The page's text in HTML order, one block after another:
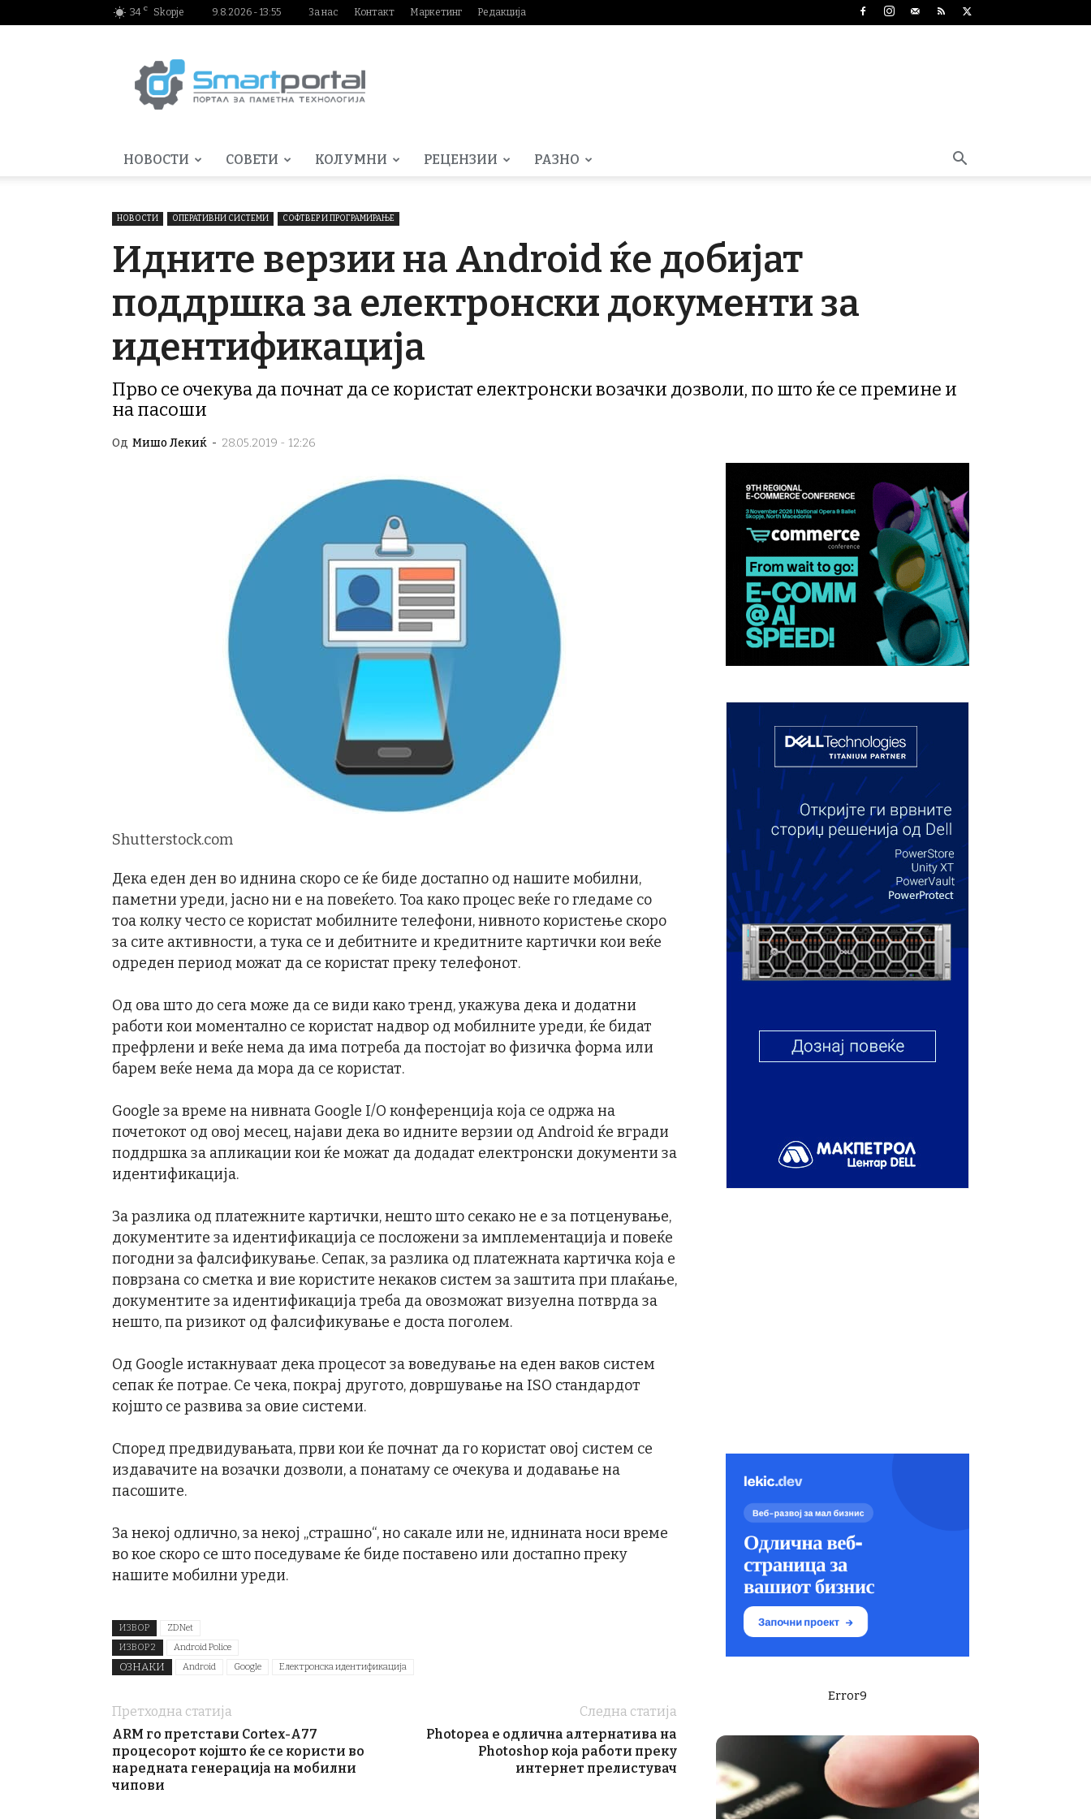
34 C Skopje 9.8.2026 - 13:55 За нас Контакт Маркетинг Редакција
НОВОСТИ СОВЕТИ КОЛУМНИ РЕЦЕНЗИИ РАЗНО
НОВОСТИ ОПЕРАТИВНИ СИСТЕМИ СОФТВЕР И ПРОГРАМИРАЊЕ
Идните верзии на Android ќе добијат
поддршка за електронски документи за
идентификација
Прво се очекува да почнат да се користат електронски возачки дозволи, по што ќе се премине и
на пасоши
Од Мишо Лекиќ - 28.05.2019 - 12:26
Shutterstock.com
Дека еден ден во иднина скоро се ќе биде достапно од нашите мобилни,
паметни уреди, јасно ни е на повеќето. Тоа како процес веќе го гледаме со
тоа колку често се користат мобилните телефони, нивното користење скоро
за сите активности, а тука се и дебитните и кредитните картички кои веќе
одреден период можат да се користат преку телефонот.
Од ова што до сега може да се види како тренд, укажува дека и додатни
работи кои моментално се користат надвор од мобилните уреди, ќе бидат
префрлени и веќе нема да има потреба да постојат во физичка форма или
барем веќе нема да мора да се користат.
Google за време на нивната Google I/O конференција која се одржа на
почетокот од овој месец, најави дека во идните верзии од Android ќе вгради
поддршка за апликации кои ќе можат да додадат електронски документи за
идентификација.
За разлика од платежните картички, нешто што секако не е за потценување,
документите за идентификација се посложени за имплементација и повеќе
погодни за фалсификување. Сепак, за разлика од платежната картичка која е
поврзана со сметка и вие користите некаков систем за заштита при плаќање,
документите за идентификација треба да овозможат визуелна потврда за
нешто, па ризикот од фалсификување е доста поголем.
Од Google истакнуваат дека процесот за воведување на еден ваков систем
сепак ќе потрае. Се чека, покрај другото, довршување на ISO стандардот
којшто се развива за овие системи.
Според предвидувањата, први кои ќе почнат да го користат овој систем се
издавачите на возачки дозволи, а понатаму се очекува и додавање на
пасошите.
За некој одлично, за некој „страшно“, но сакале или не, иднината носи време
во кое скоро се што поседуваме ќе биде поставено или достапно преку
нашите мобилни уреди.
ИЗВОР
ZDNet
ИЗВОР 2
Android Police
ОЗНАКИ Android Google Електронска идентификација
Претходна статија
ARM го претстави Cortex-A77
процесорот којшто ќе се користи во
наредната генерација на мобилни
чипови
Следна статија
Photopea е одлична алтернатива на
Photoshop која работи преку
интернет прелистувач
Error9